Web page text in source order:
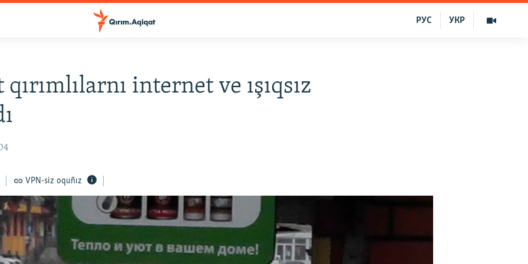
УКР
РУС
qırımlılarnı internet ve ışıqsız
VPN-siz oquñız